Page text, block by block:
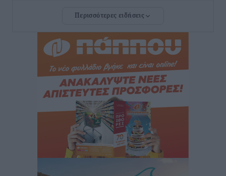
Μαστιχάρι – Αναποδογύρισε όχημα με μητέρα και
5χρονο παιδί
Τοπικές Ειδήσεις• πριν 3 ώρες
“Η Ευρώπη αντιμετώπιζε το προσφυγικό σαν ταινία
τρόμου” – Η συγκλονιστική μαρτυρία της Χαρούλας
Γιασιράνη στον RV για τα γεγονότα που οδήγησαν στο
Σύμφωνο της Λέρου
• πριν 3 ώρες
Συναυλία με τον Γιάννη Κότσιρα στις 21 Αυγούστου
Περισσότερες ειδήσεις